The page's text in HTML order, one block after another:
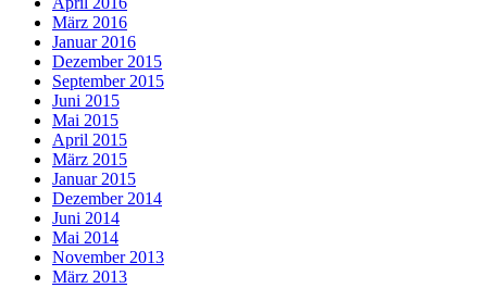
März 2016
Januar 2016
Dezember 2015
September 2015
Juni 2015
Mai 2015
April 2015
März 2015
Januar 2015
Dezember 2014
Juni 2014
Mai 2014
November 2013
März 2013